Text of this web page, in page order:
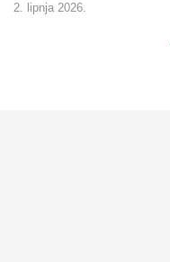
2. lipnja 2026.